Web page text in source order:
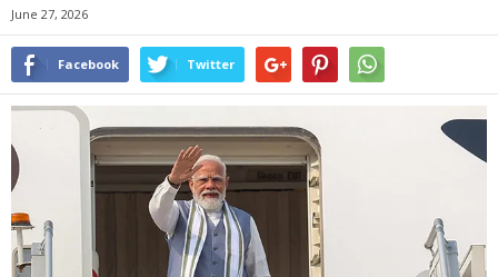
June 27, 2026
Facebook Twitter